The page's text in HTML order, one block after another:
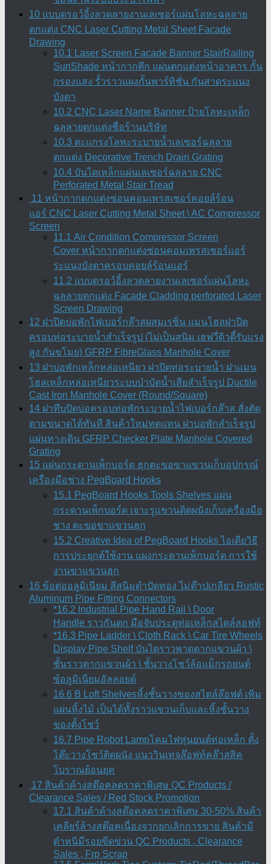
10 แบบดรอว์อิ้งลวดลายงานเลเซอร์แผ่นโลหะฉลุลาย
ตกแต่ง CNC Laser Cutting Metal Sheet Facade
Drawing
10.1 Laser Screen Facade Banner StairRailing
SunShade หน้ากากตึก แผ่นตกแต่งหน้าอาคาร กั้น
กรองแสง รั้วราวแผงกั้นพาร์ทิชั่น กันสาดระแนง
บังตา
10.2 CNC Laser Name Banner ป้ายโลหะเหล็ก
ฉลุลายตกแต่งชื่อร้านบริษัท
10.3 ตะแกรงโลหะระบายน้ำเลเซอร์ฉลุลาย
ตกแต่ง Decorative Trench Drain Grating
10.4 บันไดเหล็กแผ่นเลเซอร์ฉลุลาย CNC
Perforated Metal Stair Tread
11 หน้ากากตกแต่งซ่อนคอมเพรสเซอร์คอยล์ร้อน
แอร์ CNC Laser Cutting Metal Sheet \ AC Compressor
Screen
11.1 Air Condition Compressor Screen
Cover หน้ากากตกแต่งซ่อนคอมเพรสเซอร์แอร์
ระแนงบังตาครอบคอยล์ร้อนแอร์
11.2 แบบดรอว์อิ้งลวดลายงานเลเซอร์แผ่นโลหะ
ฉลุลายตกแต่ง Facade Cladding perforated Laser
Screen Drawing
12 ฝาปิดบ่อพักไฟเบอร์กล๊าสผสมเรซิ่น แมนโฮลฝาปิด
ครอบท่อระบายน้ำสำเร็จรูป (ไม่เป็นสนิม เฮฟวี่ดิวตี้รับแรง
สูง กันขโมย) GFRP FibreGlass Manhole Cover
13 ฝาบ่อพักเหล็กหล่อเหนียว ฝาปิดท่อระบายน้ำ ฝาแมน
โฮลเหล็กหล่อเหนียวระบบบำบัดน้ำเสียสำเร็จรูป Ductile
Cast Iron Manhole Cover (Round/Square)
14 ฝาทึบปิดบ่อครอบท่อพักระบายน้ำไฟเบอร์กล๊าส สั่งตัด
ตามขนาดได้ทันที สินค้าใหม่ทดแทน ฝาบ่อพักสําเร็จรูป
แผ่นทางเดิน GFRP Checker Plate Manhole Covered
Grating
15 แผ่นกระดานเพ็กบอร์ด ฮุกตะขอขาแขวนเก็บอุปกรณ์
เครื่องมือช่าง PegBoard Hooks
15.1 PegBoard Hooks Tools Shelves แผ่น
กระดานเพ็กบอร์ด เจาะรูแขวนติดผนังเก็บเครื่องมือ
ช่าง ตะขอขาแขวนฮุก
15.2 Creative Idea of PegBoard Hooks ไอเดียวิธี
การประยุกต์ใช้งาน แผงกระดานเพ็กบอร์ด การใช้
งานขาแขวนฮุก
16 ข้อต่ออลูมิเนียม สีสนิมดำปัดทอง ไม่ต๊าปเกลียว Rustic
Aluminum Pipe Fitting Connectors
*16.2 Industrial Pipe Hand Rail \ Door
Handle ราวกันตก มือจับประตูท่อเหล็กสไตล์ลอฟท์
*16.3 Pipe Ladder \ Cloth Rack \ Car Tire Wheels
Display Pipe Shelf บันไดราวพาดตากแขวนผ้า \
ชั้นราวตากแขวนผ้า \ ชั้นวางโชว์ล้อแม็กรถยนต์
ซ์อลูมิเนียมอัลลอยด์
16.6 B Loft Shelvesหิ้งชั้นวางของสไตล์ล๊อฟต์ เพิ่ม
แผ่นหิ้งไม้ เป็นได้ทั้งราวแขวนเก็บและหิ้งชั้นวาง
ของตั้งโชว์
16.7 Pipe Robot Lampโคมไฟหุ่นยนต์ท่อเหล็ก ตั้ง
โต๊ะวางโชว์ติดผนัง แนววินเทจล๊อฟท์คล๊าสสิค
โบราณย้อนยุค
17 สินค้าค้างสต๊อคลดราคาพิเศษ QC Products /
Clearance Sales / Red Stock Promotion
17.1 สินค้าค้างสต๊อคลดราคาพิเศษ 30-50% สินค้า
เคลียร์ล้างสต๊อคเนื่องจากยกเลิกการขาย สินค้ามี
ตำหนิมีรอยขีดข่วน QC Products , Clearance
Sales , Frp Scrap